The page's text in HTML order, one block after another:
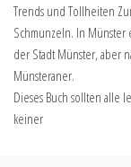
Trends und Tollheiten
Schmunzeln. In
der Stadt Münster, aber
Münsteraner.
Dieses Buch sollten alle
keiner